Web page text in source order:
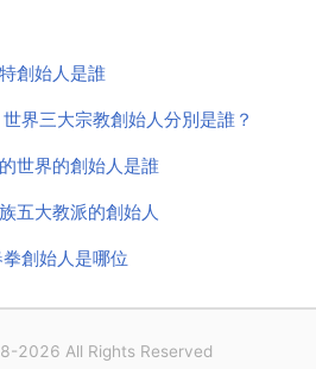
特點是以附近一些具有雄厚科
坦福 伯克利和加州理工等世界
創始人是誰
界三大宗教創始人分別是誰？
世界的創始人是誰
五大教派的創始人
創始人是哪位
2026 All Rights Reserved